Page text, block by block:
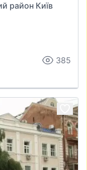
район Київ
385